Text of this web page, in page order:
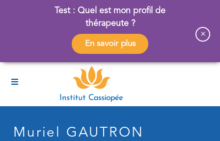
Test : Quel est mon profil de
thérapeute ?
En savoir plus
×
Muriel GAUTRON